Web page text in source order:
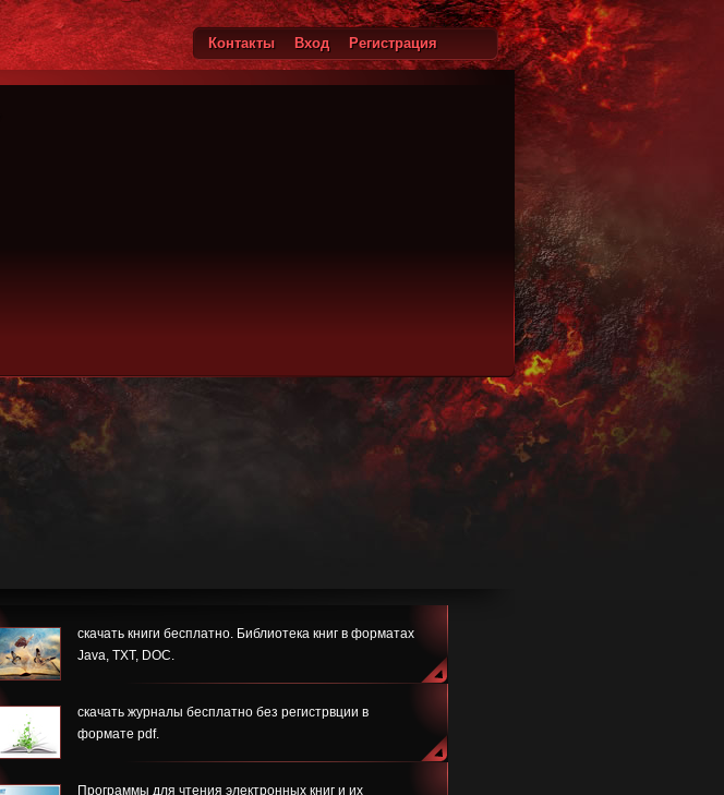
Контакты Вход
Регистрация
скачать книги бесплатно. Библиотека книг в форматах
Java, TXT, DOC.
скачать журналы бесплатно без регистрвции в
формате pdf.
Программы для чтения электронных книг и их